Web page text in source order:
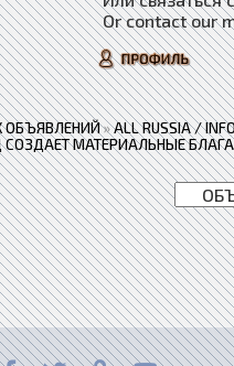
Or contact our
ОБЪЯВЛЕНИЙ»ALL RUSSIA /
МАТЕРИАЛЬНЫЕ БЛАГА